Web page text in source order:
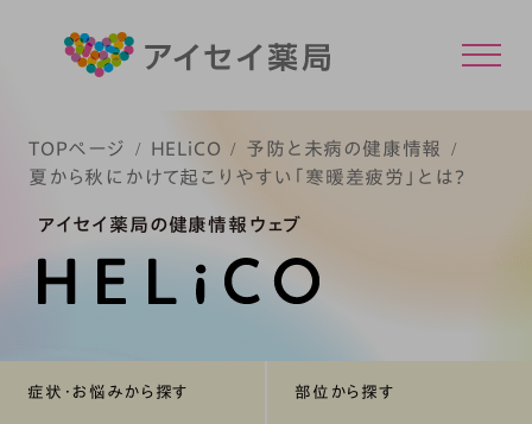
TOPページ HELiCO
予防と未病の健康情報
夏から秋にかけて起こりやすい「寒暖差疲労」とは？
アイセイ薬局の健康情報ウェブ
症状・お悩みから探す 部位から探す